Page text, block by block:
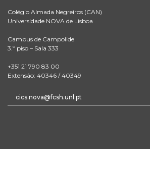
Colégio Almada Negreiros (CAN)
Universidade NOVA de Lisboa
Campus de Campolide
3.º piso – Sala 333
+351 21 790 83 00
Extensão: 40346 / 40349
cics.nova@fcsh.unl.pt